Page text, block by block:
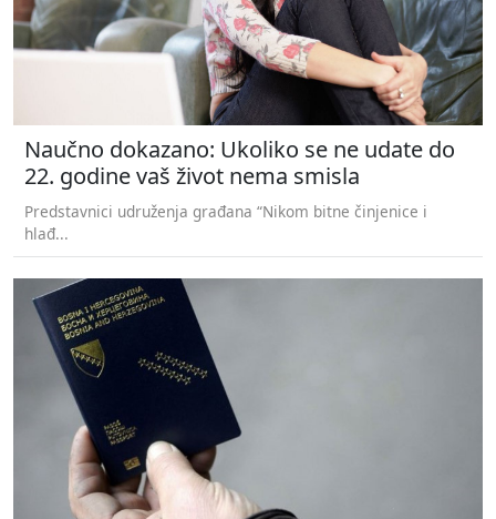
Naučno dokazano: Ukoliko se ne udate do
22. godine vaš život nema smisla
Predstavnici udruženja građana “Nikom bitne činjenice i
hlađ...